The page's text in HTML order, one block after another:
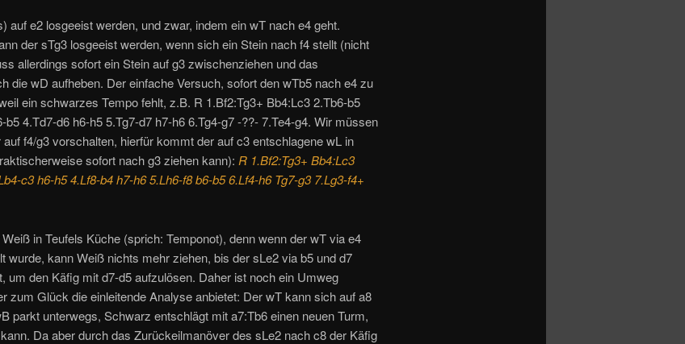
auf e2 losgeeist werden, und zwar, indem ein wT nach e4 geht.
der sTg3 losgeeist werden, wenn sich ein Stein nach f4 stellt (nicht
allerdings sofort ein Stein auf g3 zwischenziehen und das
die wD aufheben. Der einfache Versuch, sofort den wTb5 nach e4 zu
ein schwarzes Tempo fehlt, z.B. R 1.Bf2:Tg3+ Bb4:Lc3 2.Tb6-b5
b5 4.Td7-d6 h6-h5 5.Tg7-d7 h7-h6 6.Tg4-g7 -??- 7.Te4-g4. Wir müssen
f4/g3 vorschalten, hierfür kommt der auf c3 entschlagene wL in
sofort nach g3 ziehen kann): R 1.Bf2:Tg3+ Bb4:Lc3
c3 h6-h5 4.Lf8-b4 h7-h6 5.Lh6-f8 b6-b5 6.Lf4-h6 Tg7-g3 7.Lg3-f4+
in Teufels Küche (sprich: Temponot), denn wenn der wT via e4
wurde, kann Weiß nichts mehr ziehen, bis der sLe2 via b5 und d7
um den Käfig mit d7-d5 aufzulösen. Daher ist noch ein Umweg
zum Glück die einleitende Analyse anbietet: Der wT kann sich auf a8
parkt unterwegs, Schwarz entschlägt mit a7:Tb6 einen neuen Turm,
Da aber durch das Zurückeilmanöver des sLe2 nach c8 der Käfig